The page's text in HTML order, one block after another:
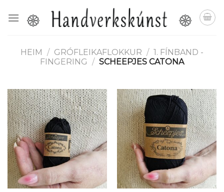
HEIM / GRÓFLEIKAFLOKKUR / 1. FÍNBAND -
FINGERING / SCHEEPJES CATONA